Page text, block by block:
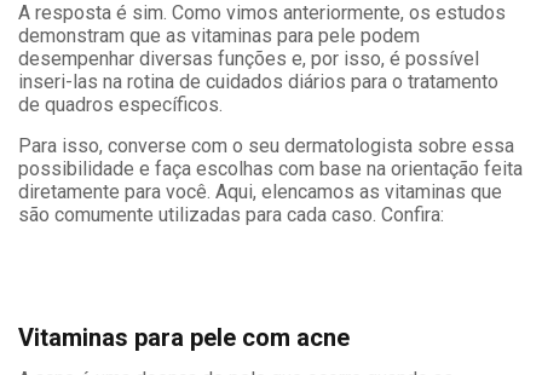
A resposta é sim. Como vimos anteriormente, os estudos
demonstram que as vitaminas para pele podem
desempenhar diversas funções e, por isso, é possível
inseri-las na rotina de cuidados diários para o tratamento
de quadros específicos.
Para isso, converse com o seu dermatologista sobre essa
possibilidade e faça escolhas com base na orientação feita
diretamente para você. Aqui, elencamos as vitaminas que
são comumente utilizadas para cada caso. Confira:
Vitaminas para pele com acne